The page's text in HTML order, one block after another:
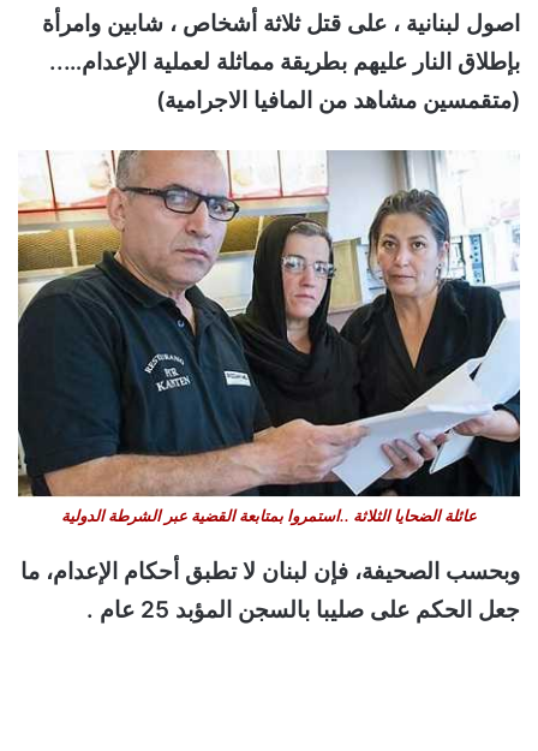
اصول لبنانية ، على قتل ثلاثة أشخاص ، شابين وامرأة
بإطلاق النار عليهم بطريقة مماثلة لعملية الإعدام…..
(متقمسين مشاهد من المافيا الاجرامية)
عائلة الضحايا الثلاثة ..استمروا بمتابعة القضية عبر الشرطة الدولية
وبحسب الصحيفة، فإن لبنان لا تطبق أحكام الإعدام، ما
جعل الحكم على صليبا بالسجن المؤبد 25 عام .